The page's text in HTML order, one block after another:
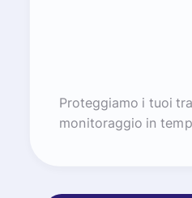
Proteggiamo i tuoi
monitoraggio in